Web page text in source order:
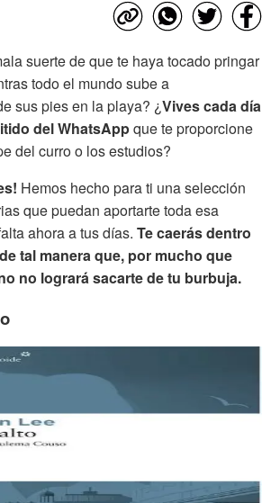
suerte de que te haya tocado pringar
todo el mundo sube a
sus pies en la playa? ¿Vives cada día
del WhatsAppque te proporcione
del curro o los estudios?
Hemos hecho para ti una selección
que puedan aportarte toda esa
ahora a tus días. Te caerás dentro
tal manera que, por mucho que
no logrará sacarte de tu burbuja.